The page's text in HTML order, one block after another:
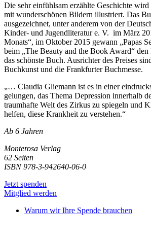
Die sehr einfühlsam erzählte Geschichte
mit wunderschönen Bildern illustriert. Das
ausgezeichnet, unter anderem von der
Kinder- und Jugendliteratur e. V. im März
Monats“, im Oktober 2015 gewann „Papas
beim „The Beauty and the Book Award“
das schönste Buch. Ausrichter des Preises
Buchkunst und die Frankfurter Buchmesse.
„… Claudia Gliemann ist es in einer
gelungen, das Thema Depression innerhalb
traumhafte Welt des Zirkus zu spiegeln und
helfen, diese Krankheit zu verstehen.“
Ab 6 Jahren
Monterosa Verlag
62 Seiten
ISBN 978-3-942640-06-0
Jetzt spenden
Mitglied werden
Warum wir Ihre Spende brauchen